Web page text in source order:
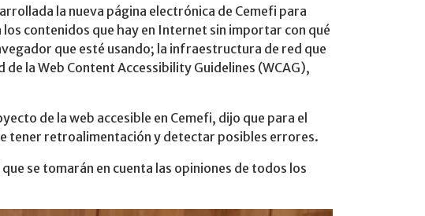
la nueva página electrónica de Cemefi para
contenidos que hay en Internet sin importar con qué
que esté usando; la infraestructura de red que
la Web Content Accessibility Guidelines (WCAG),
de la web accesible en Cemefi, dijo que para el
tener retroalimentación y detectar posibles errores.
se tomarán en cuenta las opiniones de todos los